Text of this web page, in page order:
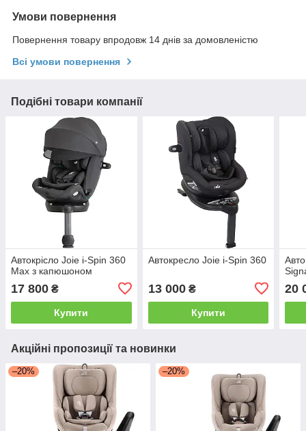
Умови повернення
Повернення товару впродовж 14 днів за домовленістю
Всі умови повернення
Подібні товари компанії
Автокрісло Joie i-Spin 360
Max з капюшоном
17 800 ₴
Купити
Автокресло Joie i-Spin 360
13 000₴
Купити
20
Акційні пропозиції та новинки
–20% –20%